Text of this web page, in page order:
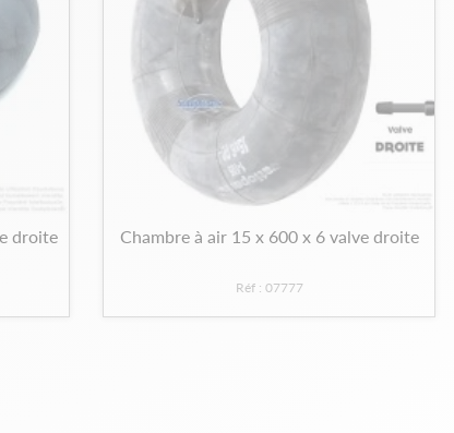
droite Chambre à air 15 x 600 x 6 valve droite
Réf : 07777